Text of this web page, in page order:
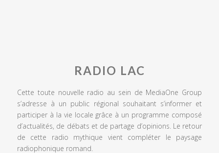
RADIO LAC
Cette toute nouvelle radio au sein de MediaOne Group
s’adresse à un public régional souhaitant s’informer et
participer à la vie locale grâce à un programme composé
d’actualités, de débats et de partage d’opinions. Le retour
de cette radio mythique vient compléter le paysage
radiophonique romand.